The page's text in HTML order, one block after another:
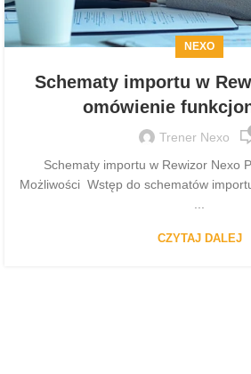
NEXO
Schematy importu w
omówienie
Trener Nexo
Schematy importu w Rewizor Nexo
Możliwości Wstęp do schematów
CZYTAJ DALEJ